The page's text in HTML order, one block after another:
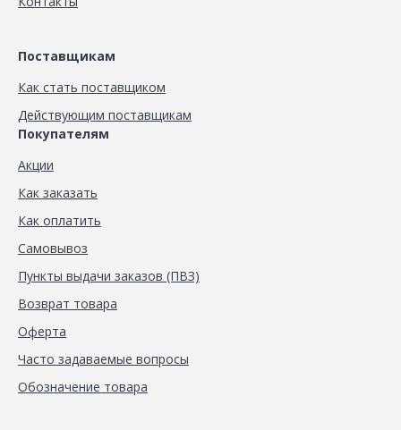
Поставщикам
Как стать поставщиком
Действующим поставщикам
Покупателям
Акции
Как заказать
Как оплатить
Самовывоз
Пункты выдачи заказов (ПВЗ)
Возврат товара
Оферта
Часто задаваемые вопросы
Обозначение товара